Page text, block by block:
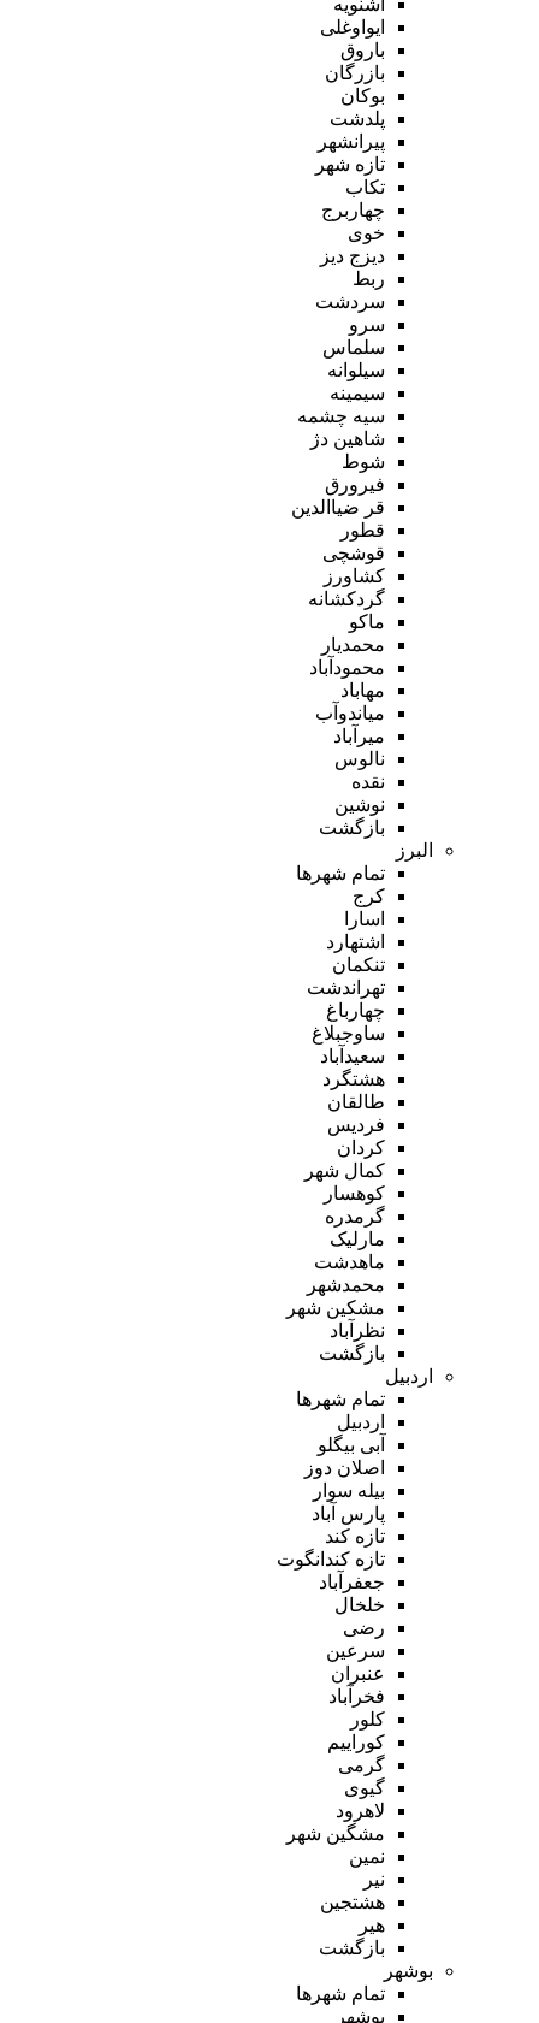
ایواوغلی
باروق
بازرگان
بوکان
پلدشت
پیرانشهر
تازه شهر
تکاب
چهاربرج
خوی
دیزج دیز
ربط
سردشت
سرو
سلماس
سیلوانه
سیمینه
سیه چشمه
شاهین دژ
شوط
فیرورق
قر ضیاالدین
قطور
قوشچی
کشاورز
گردکشانه
ماکو
محمدیار
محمودآباد
مهاباد
میاندوآب
میرآباد
نالوس
نقده
نوشین
بازگشت
البرز
تمام شهر‌ها
کرج
اسارا
اشتهارد
تنکمان
تهراندشت
چهارباغ
ساوجبلاغ
سعیدآباد
هشتگرد
طالقان
فردیس
کردان
کمال شهر
کوهسار
گرمدره
مارلیک
ماهدشت
محمدشهر
مشکین شهر
نظرآباد
بازگشت
اردبیل
تمام شهر‌ها
اردبیل
آبی بیگلو
اصلان دوز
بیله سوار
پارس آباد
تازه کند
تازه کندانگوت
جعفرآباد
خلخال
رضی
سرعین
عنبران
فخرآباد
کلور
کوراییم
گرمی
گیوی
لاهرود
مشگین شهر
نمین
نیر
هشتجین
هیر
بازگشت
بوشهر
تمام شهر‌ها
بوشهر